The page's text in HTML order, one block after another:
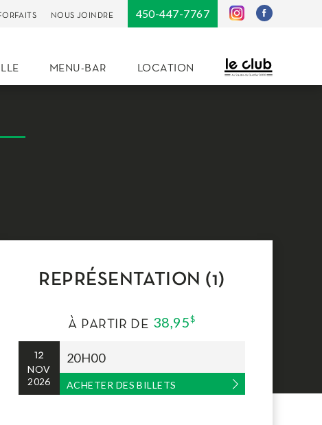
NOUS JOINDRE 450-447-7767
MENU-BAR LOCATION
REPRÉSENTATION (1)
À PARTIR DE 38,95$
12
NOV
2026
20H00
ACHETER DES BILLETS